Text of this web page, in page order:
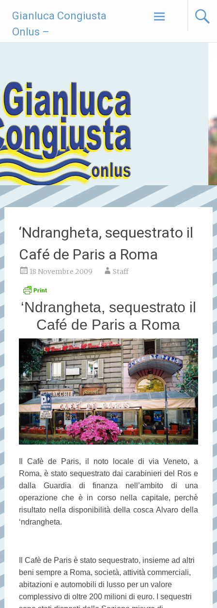
contenuto
Gianluca Congiusta
Onlus –
‘Ndrangheta, sequestrato il
Café de Paris a Roma
18 Novembre 2009 Staff
‘Ndrangheta, sequestrato il
Café de Paris a Roma
Il Cafè de Paris, il noto locale di via Veneto, a
Roma, è stato sequestrato dai carabinieri del Ros e
dalla Guardia di finanza nell’ambito di una
operazione che è in corso nella capitale, perchè
risultato nella disponibilità della cosca Alvaro della
‘ndrangheta.
Il Cafè de Paris è stato sequestrato, insieme ad altri
beni sempre a Roma, società, attività commerciali,
abitazioni e automobili di lusso per un valore
complessivo di oltre 200 milioni di euro. I sequestri